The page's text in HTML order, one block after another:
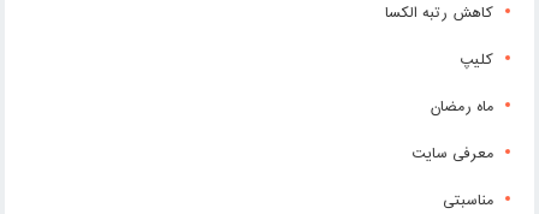
کاهش رتبه الکسا
کلیپ
ماه رمضان
معرفی سایت
مناسبتی